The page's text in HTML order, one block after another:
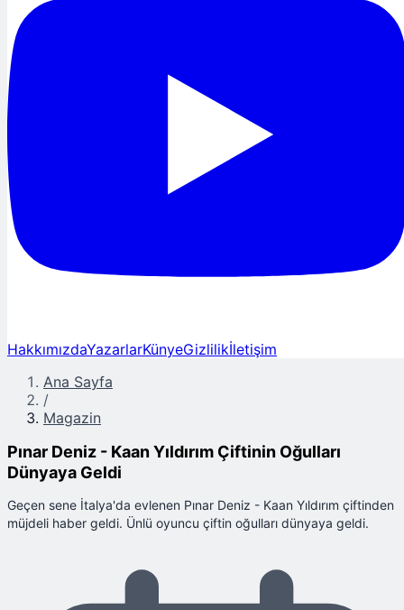
HakkımızdaYazarlarKünyeGizlilikİletişim
Ana Sayfa
/
Magazin
Pınar Deniz - Kaan Yıldırım Çiftinin Oğulları
Dünyaya Geldi
Geçen sene İtalya'da evlenen Pınar Deniz - Kaan Yıldırım çiftinden
müjdeli haber geldi. Ünlü oyuncu çiftin oğulları dünyaya geldi.